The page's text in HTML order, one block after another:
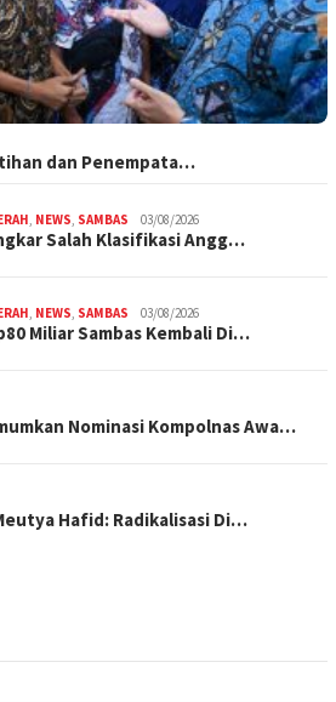
dan Penempata…
, NEWS, SAMBAS 03/08/2026
Salah Klasifikasi Angg…
, NEWS, SAMBAS 03/08/2026
Miliar Sambas Kembali Di…
Nominasi Kompolnas Awa…
Hafid: Radikalisasi Di…